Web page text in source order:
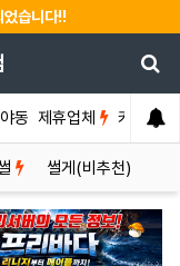
었습니다!!
동 제휴업체 커뮤니티
썰게(비추천)